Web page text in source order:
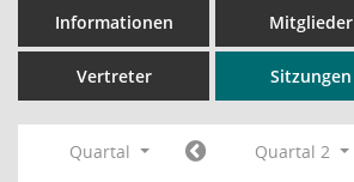
Informationen Mitglieder
Vertreter Sitzungen
Quartal Quartal 2